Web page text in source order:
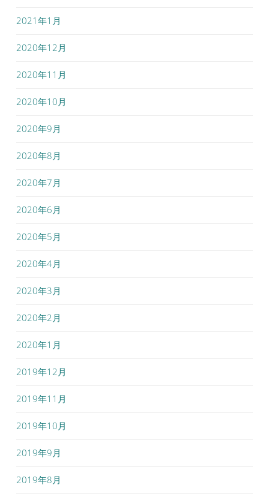
2021年1月
2020年12月
2020年11月
2020年10月
2020年9月
2020年8月
2020年7月
2020年6月
2020年5月
2020年4月
2020年3月
2020年2月
2020年1月
2019年12月
2019年11月
2019年10月
2019年9月
2019年8月